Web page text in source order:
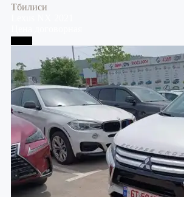
Тбилиси